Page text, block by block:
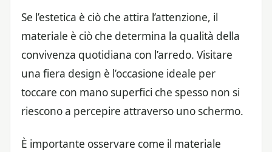
Se l’estetica è ciò che attira l’attenzione, il
materiale è ciò che determina la qualità della
convivenza quotidiana con l’arredo. Visitare
una fiera design è l’occasione ideale per
toccare con mano superfici che spesso non si
riescono a percepire attraverso uno schermo.
È importante osservare come il materiale